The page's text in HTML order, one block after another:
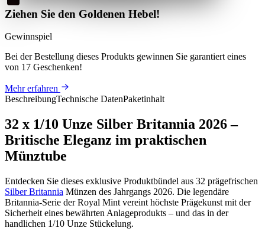
Ziehen Sie den Goldenen Hebel!
Gewinnspiel
Bei der Bestellung dieses Produkts gewinnen Sie garantiert eines
von 17 Geschenken!
Mehr erfahren
BeschreibungTechnische DatenPaketinhalt
32 x 1/10 Unze Silber Britannia 2026 –
Britische Eleganz im praktischen
Münztube
Entdecken Sie dieses exklusive Produktbündel aus 32 prägefrischen
Silber Britannia Münzen des Jahrgangs 2026. Die legendäre
Britannia-Serie der Royal Mint vereint höchste Prägekunst mit der
Sicherheit eines bewährten Anlageprodukts – und das in der
handlichen 1/10 Unze Stückelung.